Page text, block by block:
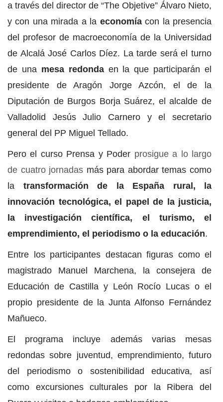
a través del director de “The Objetive” Álvaro Nieto,
y con una mirada a la economíacon la presencia
del profesor de macroeconomía de la Universidad
de Alcalá José Carlos Díez. La tarde será el turno
de unamesa redonda en la que participarán el
presidente de Aragón Jorge Azcón, el de la
Diputación de Burgos Borja Suárez, el alcalde de
Valladolid Jesús Julio Carnero y el secretario
general del PP Miguel Tellado.
Pero el curso Prensa y Poder prosigue a lo largo
de cuatro jornadas más para abordar temas como
la transformación de la España rural, la
innovación tecnológica, el papel de la justicia,
la investigación científica, el turismo, el
emprendimiento, el periodismo o la educación.
Entre los participantes destacan figuras como el
magistrado Manuel Marchena, la consejera de
Educación de Castilla y León Rocío Lucas o el
propio presidente de la Junta Alfonso Fernández
Mañueco.
El programa incluye además varias mesas
redondas sobre juventud, emprendimiento, futuro
del periodismo o sostenibilidad educativa, así
como excursiones culturales por la Ribera del